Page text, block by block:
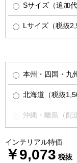
Sサイズ（追加代
Lサイズ（税抜
本州・四国・九
北海道（税抜
沖縄・離島（配
インテリアル特価
￥9,073 税抜